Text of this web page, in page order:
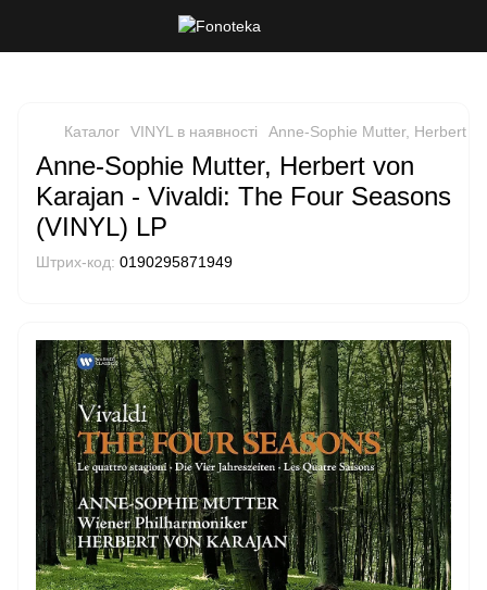
Каталог VINYL в наявності Anne-Sophie Mutter, Herbert
Anne-Sophie Mutter, Herbert von
Karajan - Vivaldi: The Four Seasons
(VINYL) LP
Штрих-код: 0190295871949